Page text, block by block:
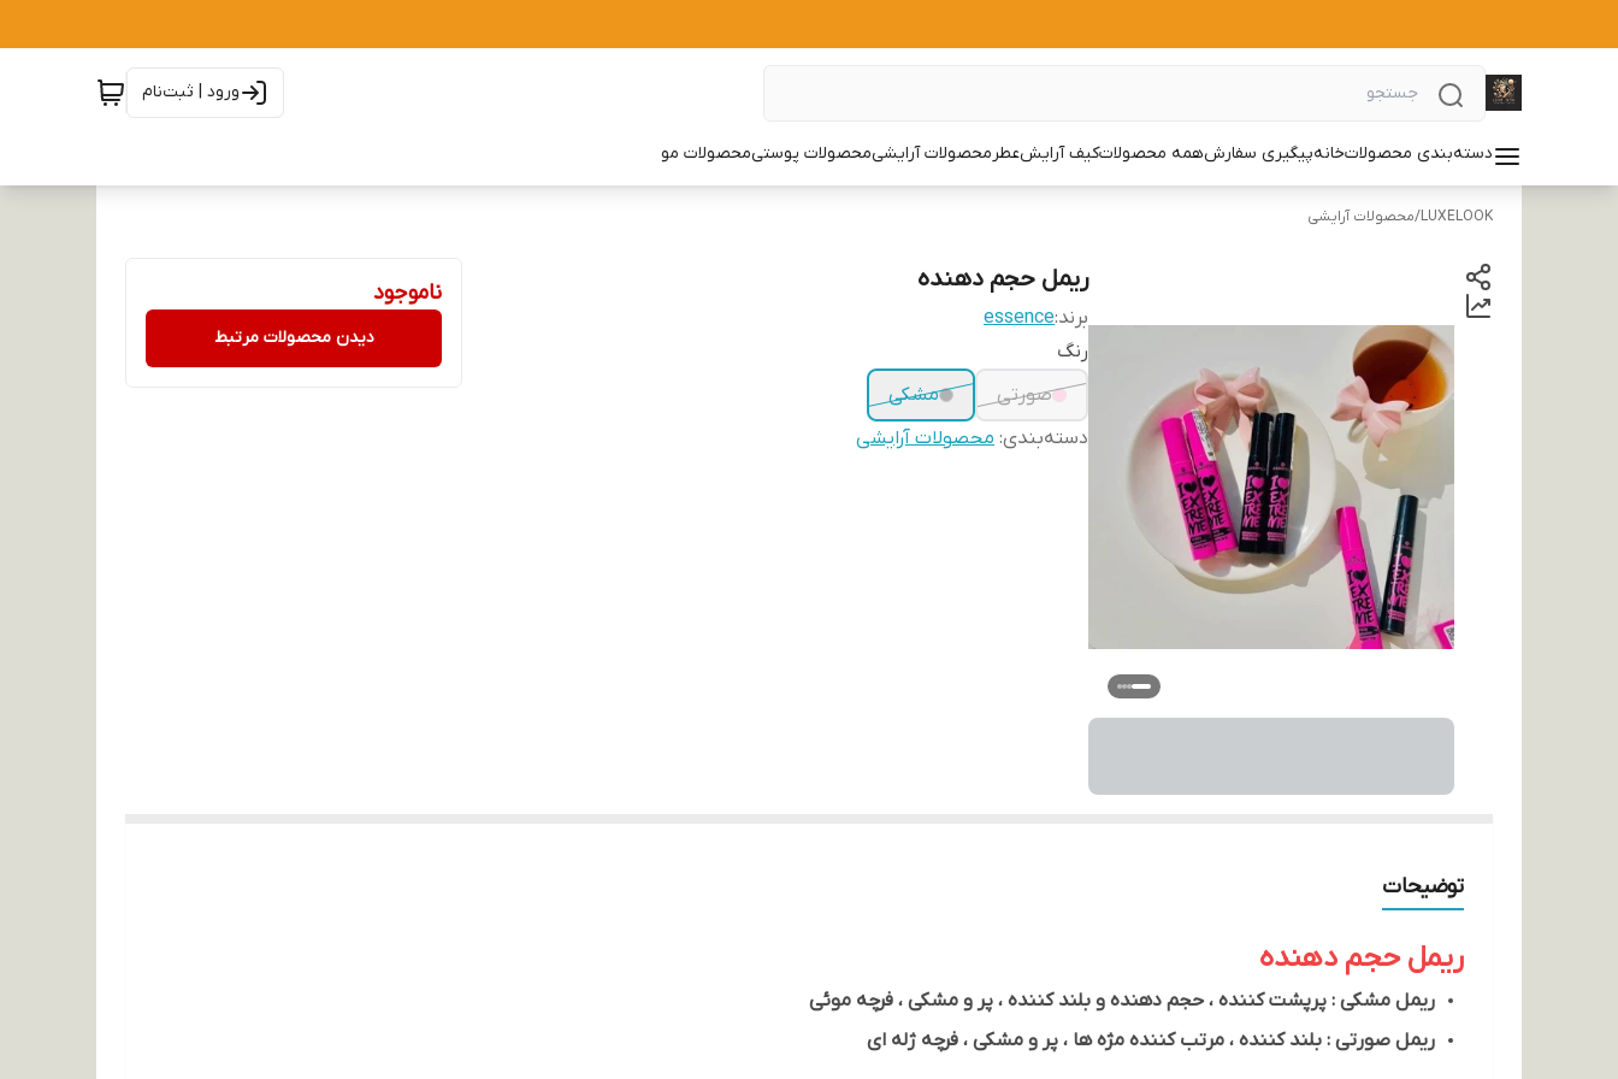
ورود | ثبت‌نام
دسته‌بندی محصولاتخانهپیگیری سفارشهمه محصولاتکیف آرایشعطرمحصولات آرایشیمحصولات پوستیمحصولات مو
LUXELOOK
/محصولات آرایشی
ریمل حجم دهنده
برند:essence
رنگ
صورتی
مشکی
دسته‌بندی: محصولات آرایشی
ناموجود
دیدن محصولات مرتبط
توضیحات
ریمل حجم دهنده
ریمل مشکی : پرپشت کننده ، حجم دهنده و بلند کننده ، پر و مشکی ، فرچه موئی
ریمل صورتی : بلند کننده ، مرتب کننده مژه ها ، پر و مشکی ، فرچه ژله ای